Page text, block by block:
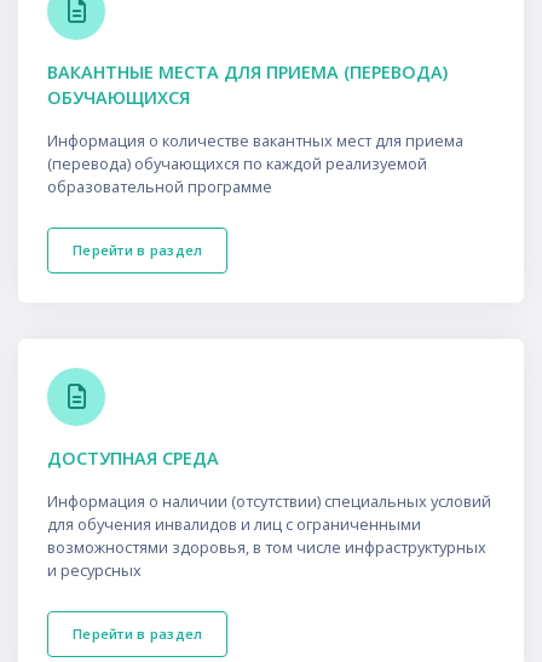
ВАКАНТНЫЕ МЕСТА ДЛЯ ПРИЕМА (ПЕРЕВОДА)
ОБУЧАЮЩИХСЯ
Информация о количестве вакантных мест для приема
(перевода) обучающихся по каждой реализуемой
образовательной программе
Перейти в раздел
ДОСТУПНАЯ СРЕДА
Информация о наличии (отсутствии) специальных условий
для обучения инвалидов и лиц с ограниченными
возможностями здоровья, в том числе инфраструктурных
и ресурсных
Перейти в раздел